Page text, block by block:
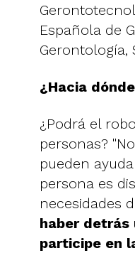
Española de
Gerontología,
¿Hacia
¿Podrá el
personas?
pueden
persona es
necesidades
haber detrás
participe en